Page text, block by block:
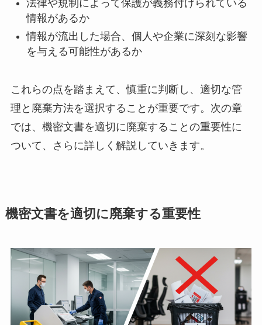
法律や規制によって保護が義務付けられている
情報があるか
情報が流出した場合、個人や企業に深刻な影響
を与える可能性があるか
これらの点を踏まえて、慎重に判断し、適切な管
理と廃棄方法を選択することが重要です。次の章
では、機密文書を適切に廃棄することの重要性に
ついて、さらに詳しく解説していきます。
機密文書を適切に廃棄する重要性